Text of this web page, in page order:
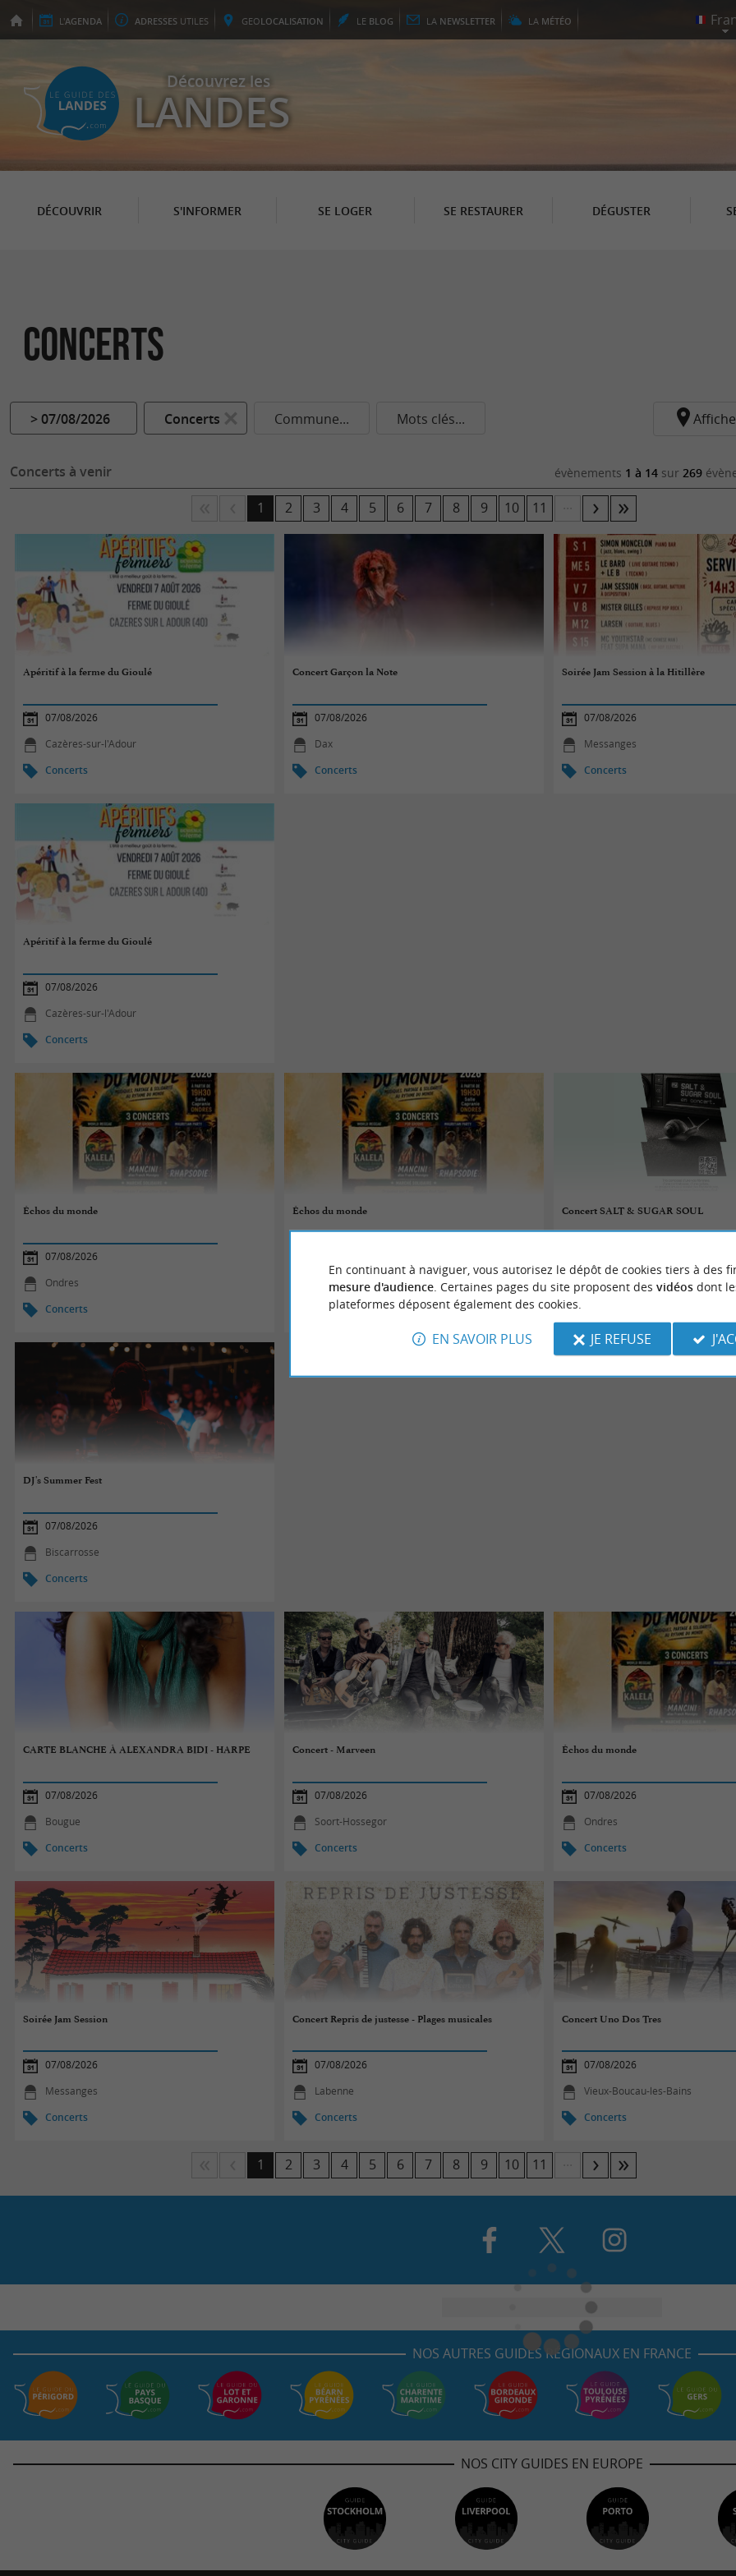
L'AGENDA ADRESSES UTILES GEOLOCALISATION LE BLOG LA NEWSLETTER LA MÉTÉO
Découvrez les
LANDES
DÉCOUVRIR S'INFORMER SE LOGER SE RESTAURER DÉGUSTER
Concerts
> 07/08/2026 Concerts Commune... Mots clés...
Concerts à venir évènements 1 à 14 sur 269
1 2 3 4 5 6 7 8 9 10 11
Apéritif à la ferme du Gioulé
07/08/2026
Cazères-sur-l'Adour
Concerts
Concert Garçon la Note
07/08/2026
Dax
Concerts
Soirée Jam Session à la Hitillère
07/08/2026
Messanges
Concerts
Apéritif à la ferme du Gioulé
07/08/2026
Cazères-sur-l'Adour
Concerts
Échos du monde
07/08/2026
Ondres
Concerts
Échos du monde
Ondres
Concerts
Concert SALT & SUGAR SOUL
Tarnos
DJ's Summer Fest
07/08/2026
Biscarrosse
Concerts
CARTE BLANCHE À ALEXANDRA BIDI - HARPE
07/08/2026
Bougue
Concerts
Concert - Marveen
07/08/2026
Soort-Hossegor
Concerts
Échos du monde
07/08/2026
Ondres
Concerts
Soirée Jam Session
07/08/2026
Messanges
Concerts
Concert Repris de justesse - Plages musicales
07/08/2026
Labenne
Concerts
Concert Uno Dos Tres
07/08/2026
Vieux-Boucau-les-Bains
Concerts
1 2 3 4 5 6 7 8 9 10 11
NOS AUTRES GUIDES RÉGIONAUX EN FRANCE
NOS CITY GUIDES EN EUROPE
En continuant à naviguer, vous autorisez le dépôt de cookies tiers à des
mesure d'audience. Certaines pages du site proposent des vidéosdont
plateformes déposent également des cookies.
EN SAVOIR PLUS JE REFUSE